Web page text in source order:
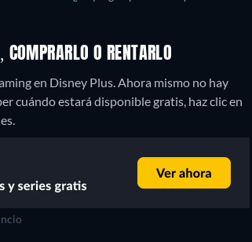
O RENTARLO
en Disney Plus. Ahora mismo no hay
cuándo estará disponible gratis, haz clic en